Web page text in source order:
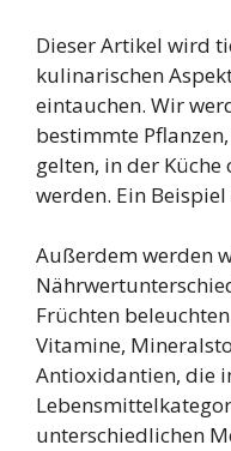
Dieser Artikel wird
kulinarischen
eintauchen. Wir
bestimmte
gelten, in der
werden. Ein
Außerdem werden
Früchten
Vitamine,
Antioxidantien, die
unterschiedlichen